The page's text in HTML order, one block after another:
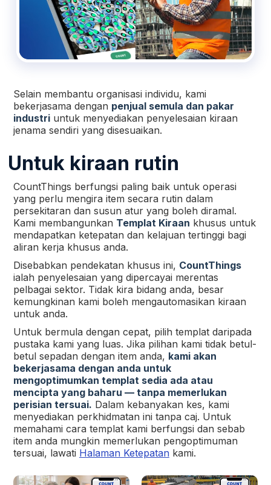
Selain membantu organisasi individu, kami
bekerjasama dengan penjual semula dan pakar
industriuntuk menyediakan penyelesaian kiraan
jenama sendiri yang disesuaikan.
Untuk kiraan rutin
CountThings berfungsi paling baik untuk operasi
yang perlu mengira item secara rutin dalam
persekitaran dan susun atur yang boleh diramal.
Kami membangunkan Templat Kiraan khusus untuk
mendapatkan ketepatan dan kelajuan tertinggi bagi
aliran kerja khusus anda.
Disebabkan pendekatan khusus ini, CountThings
ialah penyelesaian yang dipercayai merentas
pelbagai sektor. Tidak kira bidang anda, besar
kemungkinan kami boleh mengautomasikan kiraan
untuk anda.
Untuk bermula dengan cepat, pilih templat daripada
pustaka kami yang luas. Jika pilihan kami tidak betul-
betul sepadan dengan item anda, kami akan
bekerjasama dengan anda untuk
mengoptimumkan templat sedia ada atau
mencipta yang baharu — tanpa memerlukan
perisian tersuai. Dalam kebanyakan kes, kami
menyediakan perkhidmatan ini tanpa caj. Untuk
memahami cara templat kami berfungsi dan sebab
item anda mungkin memerlukan pengoptimuman
tersuai, lawati Halaman Ketepatankami.